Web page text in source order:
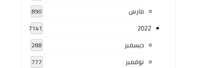
مارس 890
2022
7141
ديسمبر 288
نوفمبر 777